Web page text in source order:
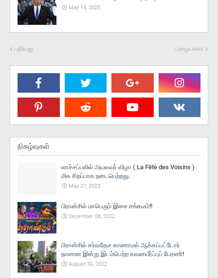
May 14, 2025
புதியது பழையவை
நிகழ்வுகள்
லாச்சப்பலில் அயலவர் விழா ( La Fētè des Voisins )
மிக சிறப்பாக நடைபெற்றது.
May 27, 2023
பிரான்சில் மாபெரும் இசை சங்கமம்!!
December 08, 2022
பிரான்சில் சர்வதேச காணாமல் ஆக்கப்பட்டோர்
நாளான இன்று இடம்பெற்ற கவனயீர்ப்புப் பேரணி!
August 30, 2022